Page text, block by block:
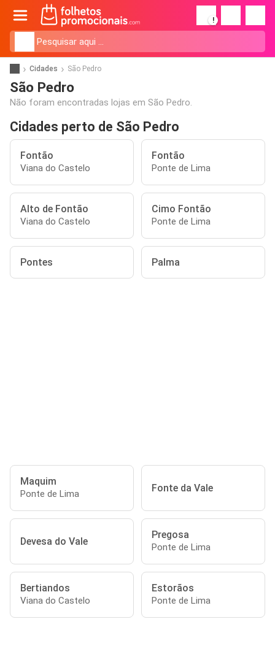
!
Cidades São Pedro
São Pedro
Não foram encontradas lojas em São Pedro.
Cidades perto de São Pedro
Fontão
Viana do Castelo
Fontão
Ponte de Lima
Alto de Fontão
Viana do Castelo
Cimo Fontão
Ponte de Lima
Pontes Palma
Maquim
Ponte de Lima Fonte da Vale
Devesa do Vale
Pregosa
Ponte de Lima
Bertiandos
Viana do Castelo
Estorãos
Ponte de Lima